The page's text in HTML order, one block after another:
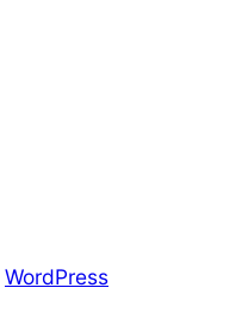
WordPress